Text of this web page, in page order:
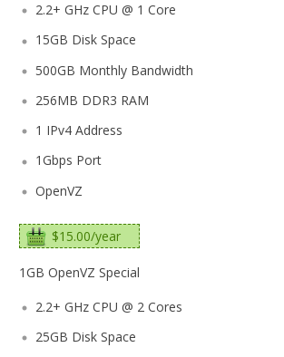
2.2+ GHz CPU @ 1 Core
15GB Disk Space
500GB Monthly Bandwidth
256MB DDR3 RAM
1 IPv4 Address
1Gbps Port
OpenVZ
$15.00/year
1GB OpenVZ Special
2.2+ GHz CPU @ 2 Cores
25GB Disk Space